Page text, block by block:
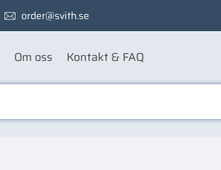
order@svith.se
Om oss Kontakt & FAQ